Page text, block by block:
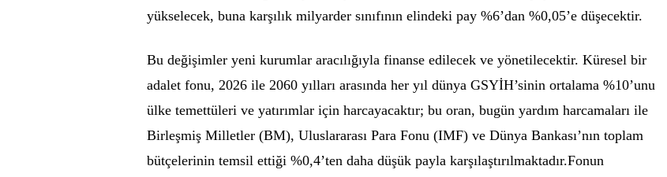
yükselecek, buna karşılık milyarder sınıfının elindeki pay %6’dan %0,05’e düşecektir.
Bu değişimler yeni kurumlar aracılığıyla finanse edilecek ve yönetilecektir. Küresel bir
adalet fonu, 2026 ile 2060 yılları arasında her yıl dünya GSYİH’sinin ortalama %10’unu
ülke temettüleri ve yatırımlar için harcayacaktır; bu oran, bugün yardım harcamaları ile
Birleşmiş Milletler (BM), Uluslararası Para Fonu (IMF) ve Dünya Bankası’nın toplam
bütçelerinin temsil ettiği %0,4’ten daha düşük payla karşılaştırılmaktadır.Fonun